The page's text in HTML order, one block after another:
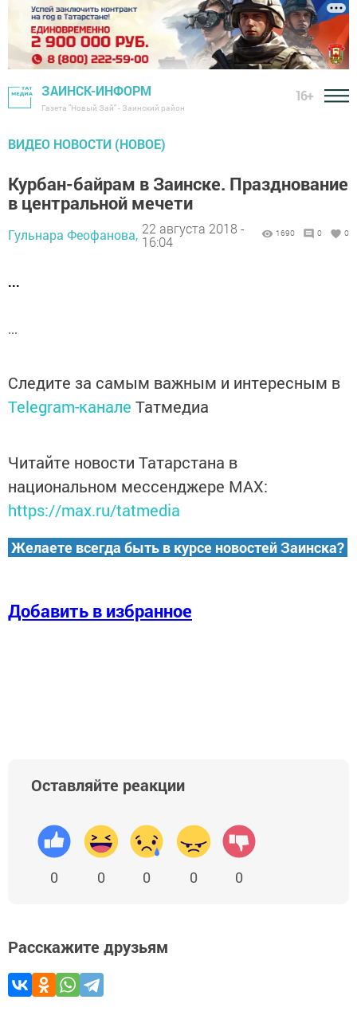
ЗАИНСК-ИНФОРМ
Газета "Новый Зай" - Заинский район
16+
ВИДЕО НОВОСТИ (НОВОЕ)
Курбан-байрам в Заинске. Празднование
в центральной мечети
Гульнара Феофанова, 22 августа 2018 -
16:04
1690 0 0
...
...
Следите за самым важным и интересным в
Telegram-канале Татмедиа
Читайте новости Татарстана в
национальном мессенджере MАХ:
https://max.ru/tatmedia
Желаете всегда быть в курсе новостей Заинска?
Добавить в избранное
Оставляйте реакции
0 0 0 0 0
Расскажите друзьям